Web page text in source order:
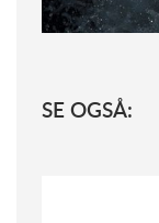
SE OGSÅ: